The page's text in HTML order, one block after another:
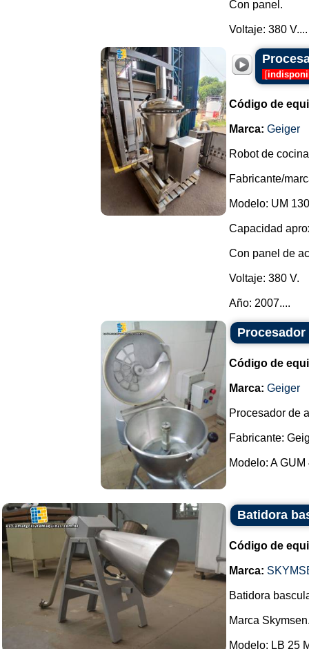
Con panel.
Voltaje: 380 V....
[
Código de
Marca: Geiger
Robot de
Fabricante/
Modelo: UM
Capacidad
Con panel de
Voltaje: 380 V.
Año: 2007....
Código de
Marca: Geiger
Procesador de
Fabricante:
Modelo: A GUM
Batidora
Código de
Marca:
Batidora
Marca
Modelo: LB 25